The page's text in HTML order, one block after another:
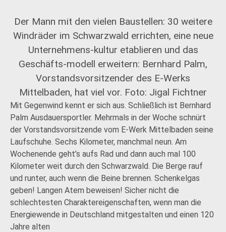
Der Mann mit den vielen Baustellen: 30 weitere
Windräder im Schwarzwald errichten, eine neue
Unternehmens-kultur etablieren und das
Geschäfts-modell erweitern: Bernhard Palm,
Vorstandsvorsitzender des E-Werks
Mittelbaden, hat viel vor. Foto: Jigal Fichtner
Mit Gegenwind kennt er sich aus. Schließlich ist Bernhard
Palm Ausdauersportler. Mehrmals in der Woche schnürt
der Vorstandsvorsitzende vom E-Werk Mittelbaden seine
Laufschuhe. Sechs Kilometer, manchmal neun. Am
Wochenende geht’s aufs Rad und dann auch mal 100
Kilometer weit durch den Schwarzwald. Die Berge rauf
und runter, auch wenn die Beine brennen. Schenkelgas
geben! Langen Atem beweisen! Sicher nicht die
schlechtesten Charaktereigenschaften, wenn man die
Energiewende in Deutschland mitgestalten und einen 120
Jahre alten